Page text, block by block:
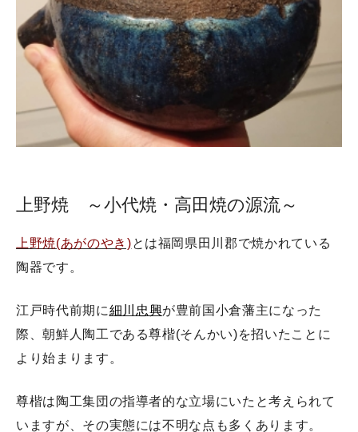
上野焼 ～小代焼・高田焼の源流～
上野焼(あがのやき)とは福岡県田川郡で焼かれている
陶器です。
江戸時代前期に細川忠興が豊前国小倉藩主になった
際、朝鮮人陶工である尊楷(そんかい)を招いたことに
より始まります。
尊楷は陶工集団の指導者的な立場にいたと考えられて
いますが、その実態には不明な点も多くあります。